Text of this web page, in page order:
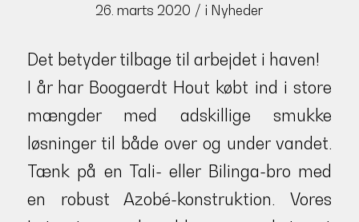
26. marts 2020 / i Nyheder
Det betyder tilbage til arbejdet i haven!
I år har Boogaerdt Hout købt ind i store
mængder med adskillige smukke
løsninger til både over og under vandet.
Tænk på en Tali- eller Bilinga-bro med
en robust Azobé-konstruktion. Vores